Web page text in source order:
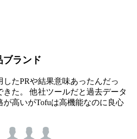
ブランド
たPRや結果意味あったんだっ
た。 他社ツールだと過去データ
高いがTofuは高機能なのに良心